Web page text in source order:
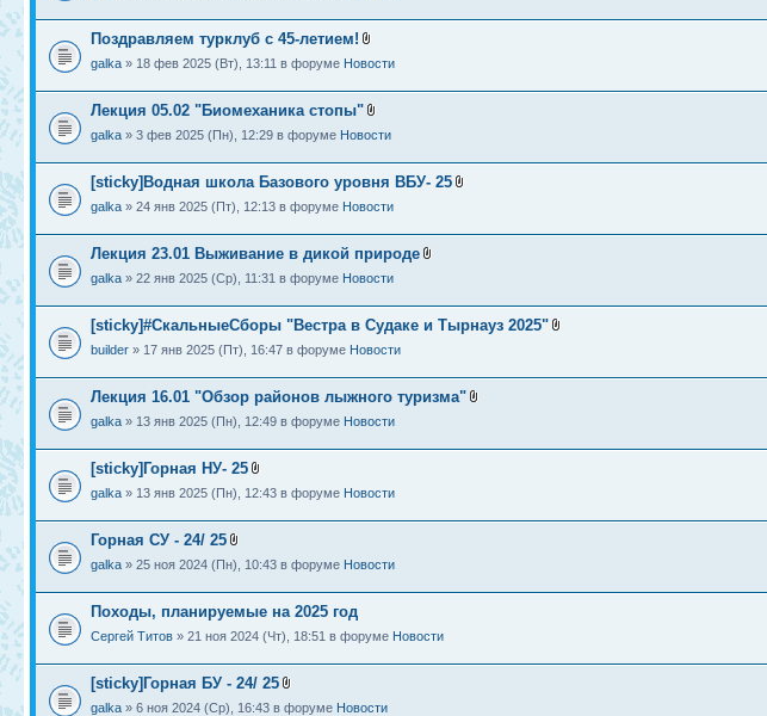
Поздравляем турклуб с 45-летием!
galka » 18 фев 2025 (Вт), 13:11 в форуме Новости
Лекция 05.02 "Биомеханика стопы"
galka » 3 фев 2025 (Пн), 12:29 в форуме Новости
[sticky]Водная школа Базового уровня ВБУ- 25
galka » 24 янв 2025 (Пт), 12:13 в форуме Новости
Лекция 23.01 Выживание в дикой природе
galka » 22 янв 2025 (Ср), 11:31 в форуме Новости
[sticky]#СкальныеСборы "Вестра в Судаке и Тырнауз 2025"
builder » 17 янв 2025 (Пт), 16:47 в форуме Новости
Лекция 16.01 "Обзор районов лыжного туризма"
galka » 13 янв 2025 (Пн), 12:49 в форуме Новости
[sticky]Горная НУ- 25
galka » 13 янв 2025 (Пн), 12:43 в форуме Новости
Горная СУ - 24/ 25
galka » 25 ноя 2024 (Пн), 10:43 в форуме Новости
Походы, планируемые на 2025 год
Сергей Титов » 21 ноя 2024 (Чт), 18:51 в форуме Новости
[sticky]Горная БУ - 24/ 25
galka » 6 ноя 2024 (Ср), 16:43 в форуме Новости